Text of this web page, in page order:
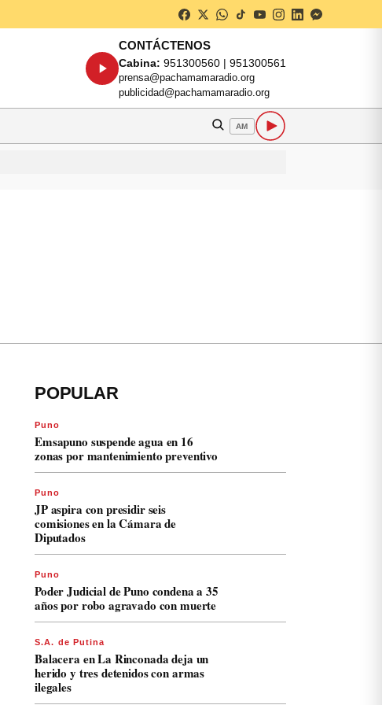
CONTÁCTENOS
Cabina: 951300560 | 951300561
prensa@pachamamaradio.org
publicidad@pachamamaradio.org
AM
POPULAR
Puno
Emsapuno suspende agua en 16
zonas por mantenimiento preventivo
Puno
JP aspira con presidir seis
comisiones en la Cámara de
Diputados
Puno
Poder Judicial de Puno condena a 35
años por robo agravado con muerte
S.A. de Putina
Balacera en La Rinconada deja un
herido y tres detenidos con armas
ilegales